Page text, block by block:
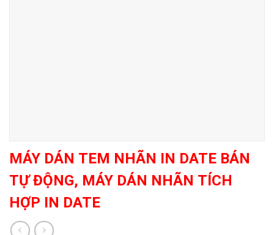
MÁY DÁN TEM NHÃN IN DATE BÁN
TỰ ĐỘNG, MÁY DÁN NHÃN TÍCH
HỢP IN DATE